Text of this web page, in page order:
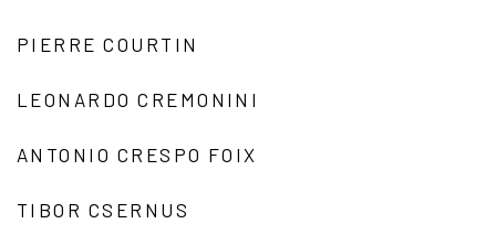
PIERRE COURTIN
LEONARDO CREMONINI
ANTONIO CRESPO FOIX
TIBOR CSERNUS